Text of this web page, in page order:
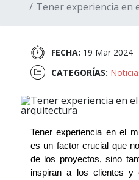
Tener experiencia en
FECHA: 19 Mar 2024
CATEGORÍAS:
Tener experiencia en el
es un factor crucial que
de los proyectos, sino
inspiran a los clientes y